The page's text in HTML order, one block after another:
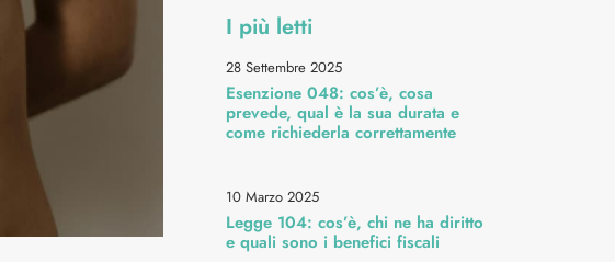
I più letti
28 Settembre 2025
Esenzione 048: cos’è, cosa
prevede, qual è la sua durata e
come richiederla correttamente
10 Marzo 2025
Legge 104: cos’è, chi ne ha diritto
e quali sono i benefici fiscali